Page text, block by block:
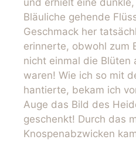
Bläuliche gehende
Geschmack her
erinnerte, obwohl zum
nicht einmal die Blüten
waren! Wie ich so mit
hantierte, bekam ich
Auge das Bild des
geschenkt! Durch das
Knospenabzwicken